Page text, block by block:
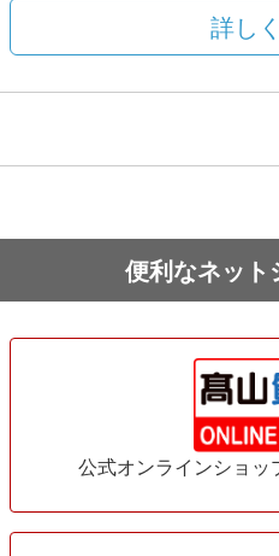
詳し
便利なネット
公式オンラインショ